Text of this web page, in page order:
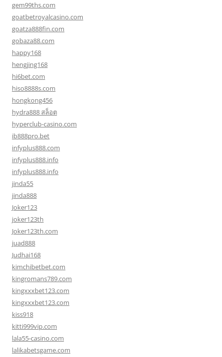
gem99ths.com
goatbetroyalcasino.com
goatza888fin.com
gobaza88.com
happy168
hengjing168
hi6bet.com
hiso8888s.com
hongkong456
hydra888 สล็อต
hyperclub-casino.com
ib888pro.bet
infyplus888.com
infyplus888.info
infyplus888.info
jinda55
jinda888
Joker123
joker123th
Joker123th.com
juad888
Judhai168
kimchibetbet.com
kingromans789.com
kingxxxbet123.com
kingxxxbet123.com
kiss918
kitti999vip.com
lala55-casino.com
lalikabetsgame.com